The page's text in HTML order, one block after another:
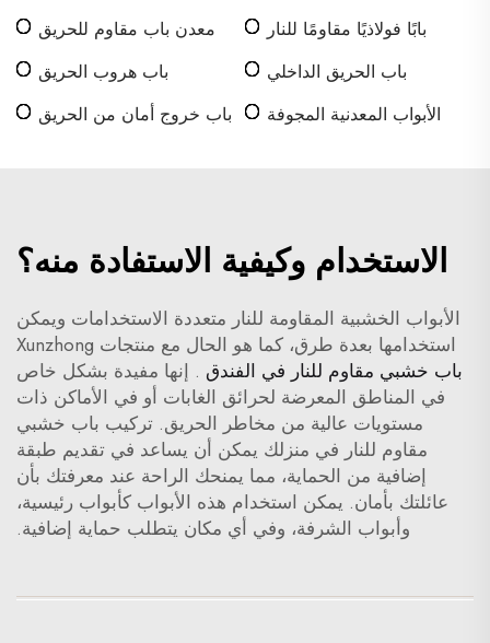
بابًا فولاذيًا مقاومًا للنار
معدن باب مقاوم للحريق
باب الحريق الداخلي
باب هروب الحريق
الأبواب المعدنية المجوفة
باب خروج أمان من الحريق
الاستخدام وكيفية الاستفادة منه؟
الأبواب الخشبية المقاومة للنار متعددة الاستخدامات ويمكن
استخدامها بعدة طرق، كما هو الحال مع منتجات Xunzhong
باب خشبي مقاوم للنار في الفندق . إنها مفيدة بشكل خاص
في المناطق المعرضة لحرائق الغابات أو في الأماكن ذات
مستويات عالية من مخاطر الحريق. تركيب باب خشبي
مقاوم للنار في منزلك يمكن أن يساعد في تقديم طبقة
إضافية من الحماية، مما يمنحك الراحة عند معرفتك بأن
عائلتك بأمان. يمكن استخدام هذه الأبواب كأبواب رئيسية،
وأبواب الشرفة، وفي أي مكان يتطلب حماية إضافية.